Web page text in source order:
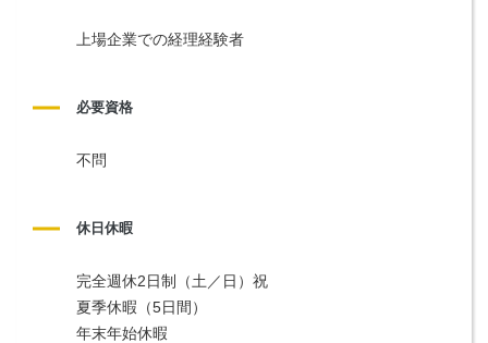
上場企業での経理経験者
必要資格
不問
休日休暇
完全週休2日制（土／日）祝
夏季休暇（5日間）
年末年始休暇